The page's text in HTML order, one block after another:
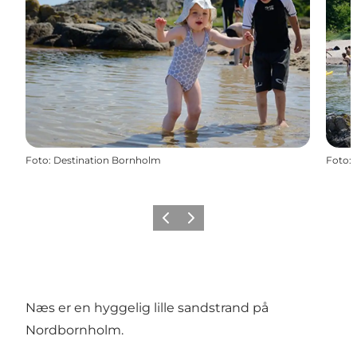
Foto: Destination Bornholm Foto:
ForrigeNæste
Næs er en hyggelig lille sandstrand på
Nordbornholm.